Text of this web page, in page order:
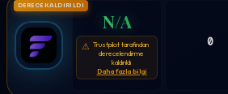
DERECE KALDIRILDI
N/A
⚠ Trustpilot tarafından
derecelendirme
kaldırıldı
Daha fazla bilgi
0